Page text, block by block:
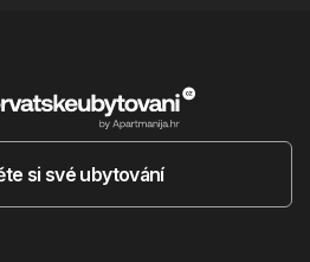
si své ubytování